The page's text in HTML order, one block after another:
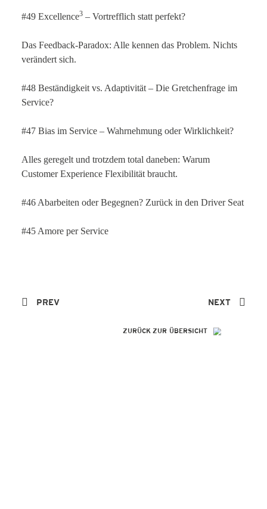
#49 Excellence3 – Vortrefflich statt perfekt?
Das Feedback-Paradox: Alle kennen das Problem. Nichts
verändert sich.
#48 Beständigkeit vs. Adaptivität – Die Gretchenfrage im
Service?
#47 Bias im Service – Wahrnehmung oder Wirklichkeit?
Alles geregelt und trotzdem total daneben: Warum
Customer Experience Flexibilität braucht.
#46 Abarbeiten oder Begegnen? Zurück in den Driver Seat
#45 Amore per Service
PREV NEXT
ZURÜCK ZUR ÜBERSICHT